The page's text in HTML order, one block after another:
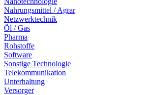
Nahrungsmittel / Agrar
Netzwerktechnik
Öl / Gas
Pharma
Rohstoffe
Software
Sonstige Technologie
Telekommunikation
Unterhaltung
Versorger